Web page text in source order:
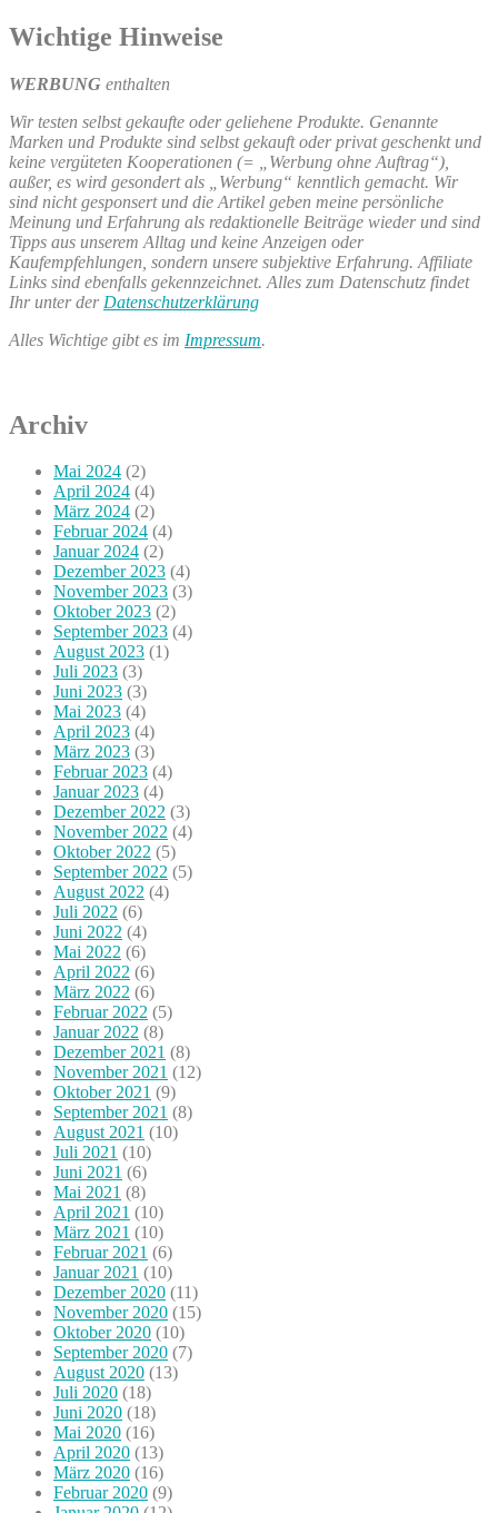
Wichtige Hinweise
WERBUNG enthalten
Wir testen selbst gekaufte oder geliehene Produkte. Genannte
Marken und Produkte sind selbst gekauft oder privat geschenkt und
keine vergüteten Kooperationen (= „Werbung ohne Auftrag“),
außer, es wird gesondert als „Werbung“ kenntlich gemacht. Wir
sind nicht gesponsert und die Artikel geben meine persönliche
Meinung und Erfahrung als redaktionelle Beiträge wieder und sind
Tipps aus unserem Alltag und keine Anzeigen oder
Kaufempfehlungen, sondern unsere subjektive Erfahrung. Affiliate
Links sind ebenfalls gekennzeichnet. Alles zum Datenschutz findet
Ihr unter der Datenschutzerklärung
Alles Wichtige gibt es im Impressum.
Archiv
Mai 2024 (2)
April 2024 (4)
März 2024 (2)
Februar 2024 (4)
Januar 2024 (2)
Dezember 2023 (4)
November 2023 (3)
Oktober 2023 (2)
September 2023 (4)
August 2023 (1)
Juli 2023 (3)
Juni 2023 (3)
Mai 2023 (4)
April 2023 (4)
März 2023 (3)
Februar 2023 (4)
Januar 2023 (4)
Dezember 2022 (3)
November 2022 (4)
Oktober 2022 (5)
September 2022 (5)
August 2022 (4)
Juli 2022 (6)
Juni 2022 (4)
Mai 2022 (6)
April 2022 (6)
März 2022 (6)
Februar 2022 (5)
Januar 2022 (8)
Dezember 2021 (8)
November 2021 (12)
Oktober 2021 (9)
September 2021 (8)
August 2021 (10)
Juli 2021 (10)
Juni 2021 (6)
Mai 2021 (8)
April 2021 (10)
März 2021 (10)
Februar 2021 (6)
Januar 2021 (10)
Dezember 2020 (11)
November 2020 (15)
Oktober 2020 (10)
September 2020 (7)
August 2020 (13)
Juli 2020 (18)
Juni 2020 (18)
Mai 2020 (16)
April 2020 (13)
März 2020 (16)
Februar 2020 (9)